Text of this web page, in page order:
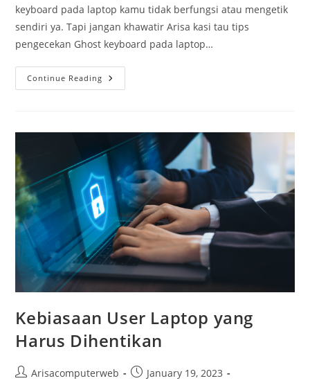
keyboard pada laptop kamu tidak berfungsi atau mengetik
sendiri ya. Tapi jangan khawatir Arisa kasi tau tips
pengecekan Ghost keyboard pada laptop…
Continue Reading Ghost
Keyboard,
Kebiasaan User Laptop yang
Harus Dihentikan
PostArisacomputerweb
PostJanuary 19, 2023